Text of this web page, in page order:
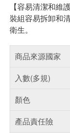
【容易清潔和維護
裝組容易拆卸和
衛生。
商品來源國家
入數(多規)
顏色
產品責任險